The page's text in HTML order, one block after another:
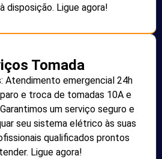
disposição. Ligue agora!
Tomada
Atendimento emergencial 24h
e troca de tomadas 10A e
um serviço seguro e
seu sistema elétrico às suas
qualificados prontos
Ligue agora!